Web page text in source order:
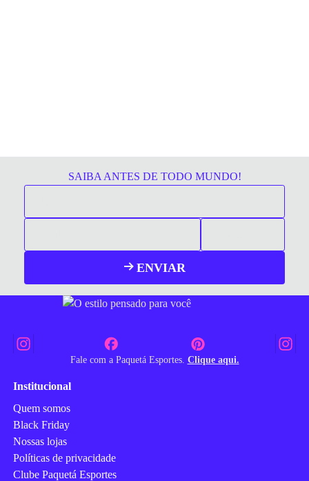
SAIBA ANTES DE TODO MUNDO!
ENVIAR
Fale com a Paquetá Esportes. Clique aqui.
Institucional
Quem somos
Black Friday
Nossas lojas
Políticas de privacidade
Clube Paquetá Esportes